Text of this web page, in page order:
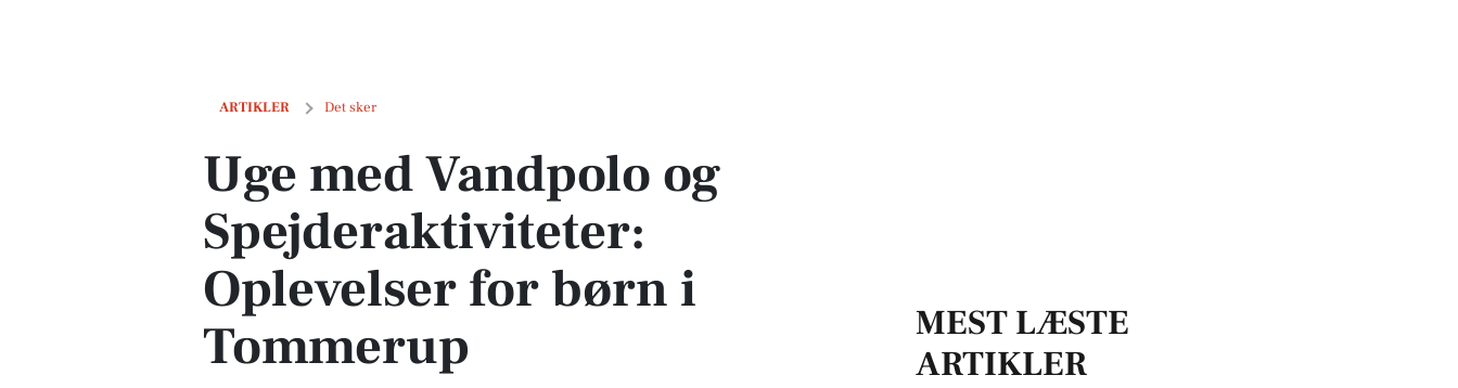
ARTIKLER Det sker
Uge med Vandpolo og Spejderaktiviteter: Oplevelser for børn i Tommerup
Uge med Vandpolo og
Spejderaktiviteter:
Oplevelser for børn i
Tommerup
MEST LÆSTE
ARTIKLER